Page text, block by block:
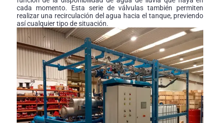
cada momento. Esta serie de válvulas también permiten
realizar una recirculación del agua hacia el tanque, previendo
así cualquier tipo de situación.